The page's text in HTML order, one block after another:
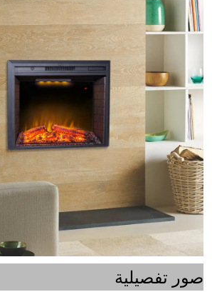
صور تفصيلية